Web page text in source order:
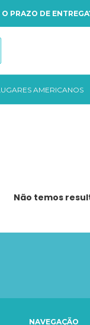
O PRAZO DE
AMERICANOS
Não temos
NAVEGAÇÃO